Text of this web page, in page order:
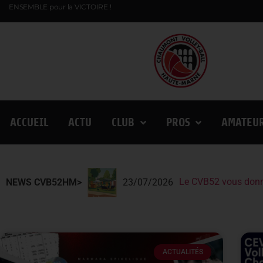
ENSEMBLE pour la VICTOIRE !
ACCUEIL ACTU CLUB PROS
NEWS CVB52HM> 23/07/2026 Le CVB52 vous
Le CVB52 présent
Lindqvist et la
ACTUALITÉS